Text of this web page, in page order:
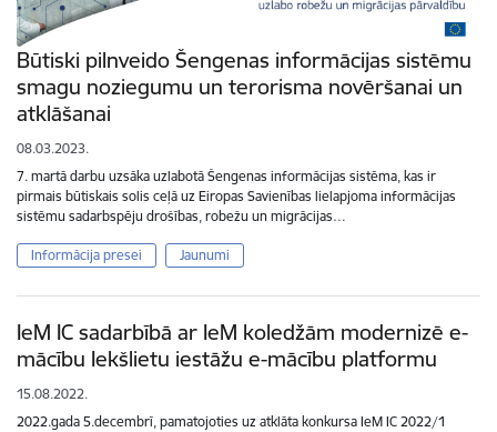
Būtiski pilnveido Šengenas informācijas sistēmu
smagu noziegumu un terorisma novēršanai un
atklāšanai
08.03.2023.
7. martā darbu uzsāka uzlabotā Šengenas informācijas sistēma, kas ir
pirmais būtiskais solis ceļā uz Eiropas Savienības lielapjoma informācijas
sistēmu sadarbspēju drošības, robežu un migrācijas…
Informācija presei Jaunumi
IeM IC sadarbībā ar IeM koledžām modernizē e-
mācību Iekšlietu iestāžu e-mācību platformu
15.08.2022.
2022.gada 5.decembrī, pamatojoties uz atklāta konkursa IeM IC 2022/1